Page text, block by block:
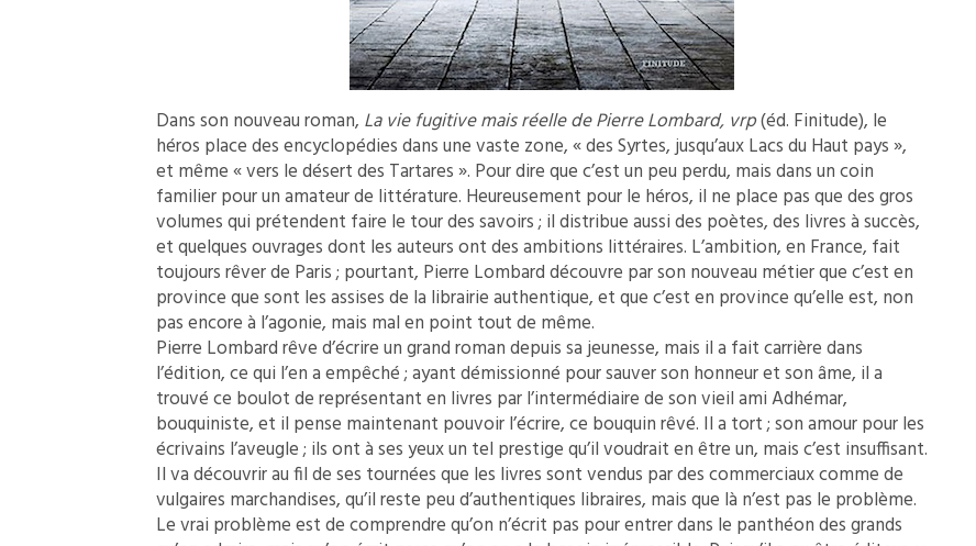
Dans son nouveau roman, La vie fugitive mais réelle de Pierre Lombard, vrp(éd. Finitude), le
héros place des encyclopédies dans une vaste zone, « des Syrtes, jusqu’aux Lacs du Haut pays »,
et même « vers le désert des Tartares ». Pour dire que c’est un peu perdu, mais dans un coin
familier pour un amateur de littérature. Heureusement pour le héros, il ne place pas que des gros
volumes qui prétendent faire le tour des savoirs ; il distribue aussi des poètes, des livres à succès,
et quelques ouvrages dont les auteurs ont des ambitions littéraires. L’ambition, en France, fait
toujours rêver de Paris ; pourtant, Pierre Lombard découvre par son nouveau métier que c’est en
province que sont les assises de la librairie authentique, et que c’est en province qu’elle est, non
pas encore à l’agonie, mais mal en point tout de même.
Pierre Lombard rêve d’écrire un grand roman depuis sa jeunesse, mais il a fait carrière dans
l’édition, ce qui l’en a empêché ; ayant démissionné pour sauver son honneur et son âme, il a
trouvé ce boulot de représentant en livres par l’intermédiaire de son vieil ami Adhémar,
bouquiniste, et il pense maintenant pouvoir l’écrire, ce bouquin rêvé. Il a tort ; son amour pour les
écrivains l’aveugle ; ils ont à ses yeux un tel prestige qu’il voudrait en être un, mais c’est insuffisant.
Il va découvrir au fil de ses tournées que les livres sont vendus par des commerciaux comme de
vulgaires marchandises, qu’il reste peu d’authentiques libraires, mais que là n’est pas le problème.
Le vrai problème est de comprendre qu’on n’écrit pas pour entrer dans le panthéon des grands